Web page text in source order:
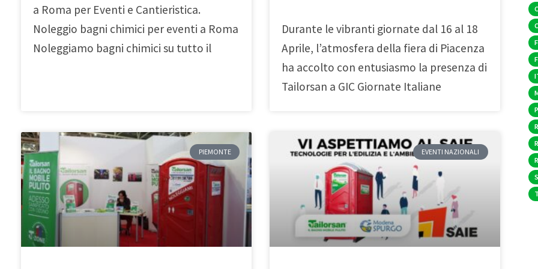
a Roma per Eventi e Cantieristica.
Noleggio bagni chimici per eventi a Roma
Noleggiamo bagni chimici su tutto il
Durante le vibranti giornate dal 16 al 18
Aprile, l’atmosfera della fiera di Piacenza
ha accolto con entusiasmo la presenza di
Tailorsan a GIC Giornate Italiane
PIEMONTE EVENTI NAZIONALI